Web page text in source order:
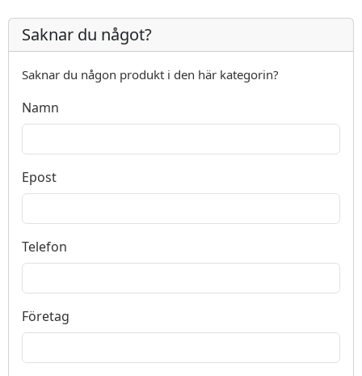
Saknar du något?
Saknar du någon produkt i den här kategorin?
Namn
Epost
Telefon
Företag